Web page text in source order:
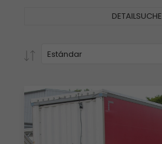
DETAILSUCHE
Estándar